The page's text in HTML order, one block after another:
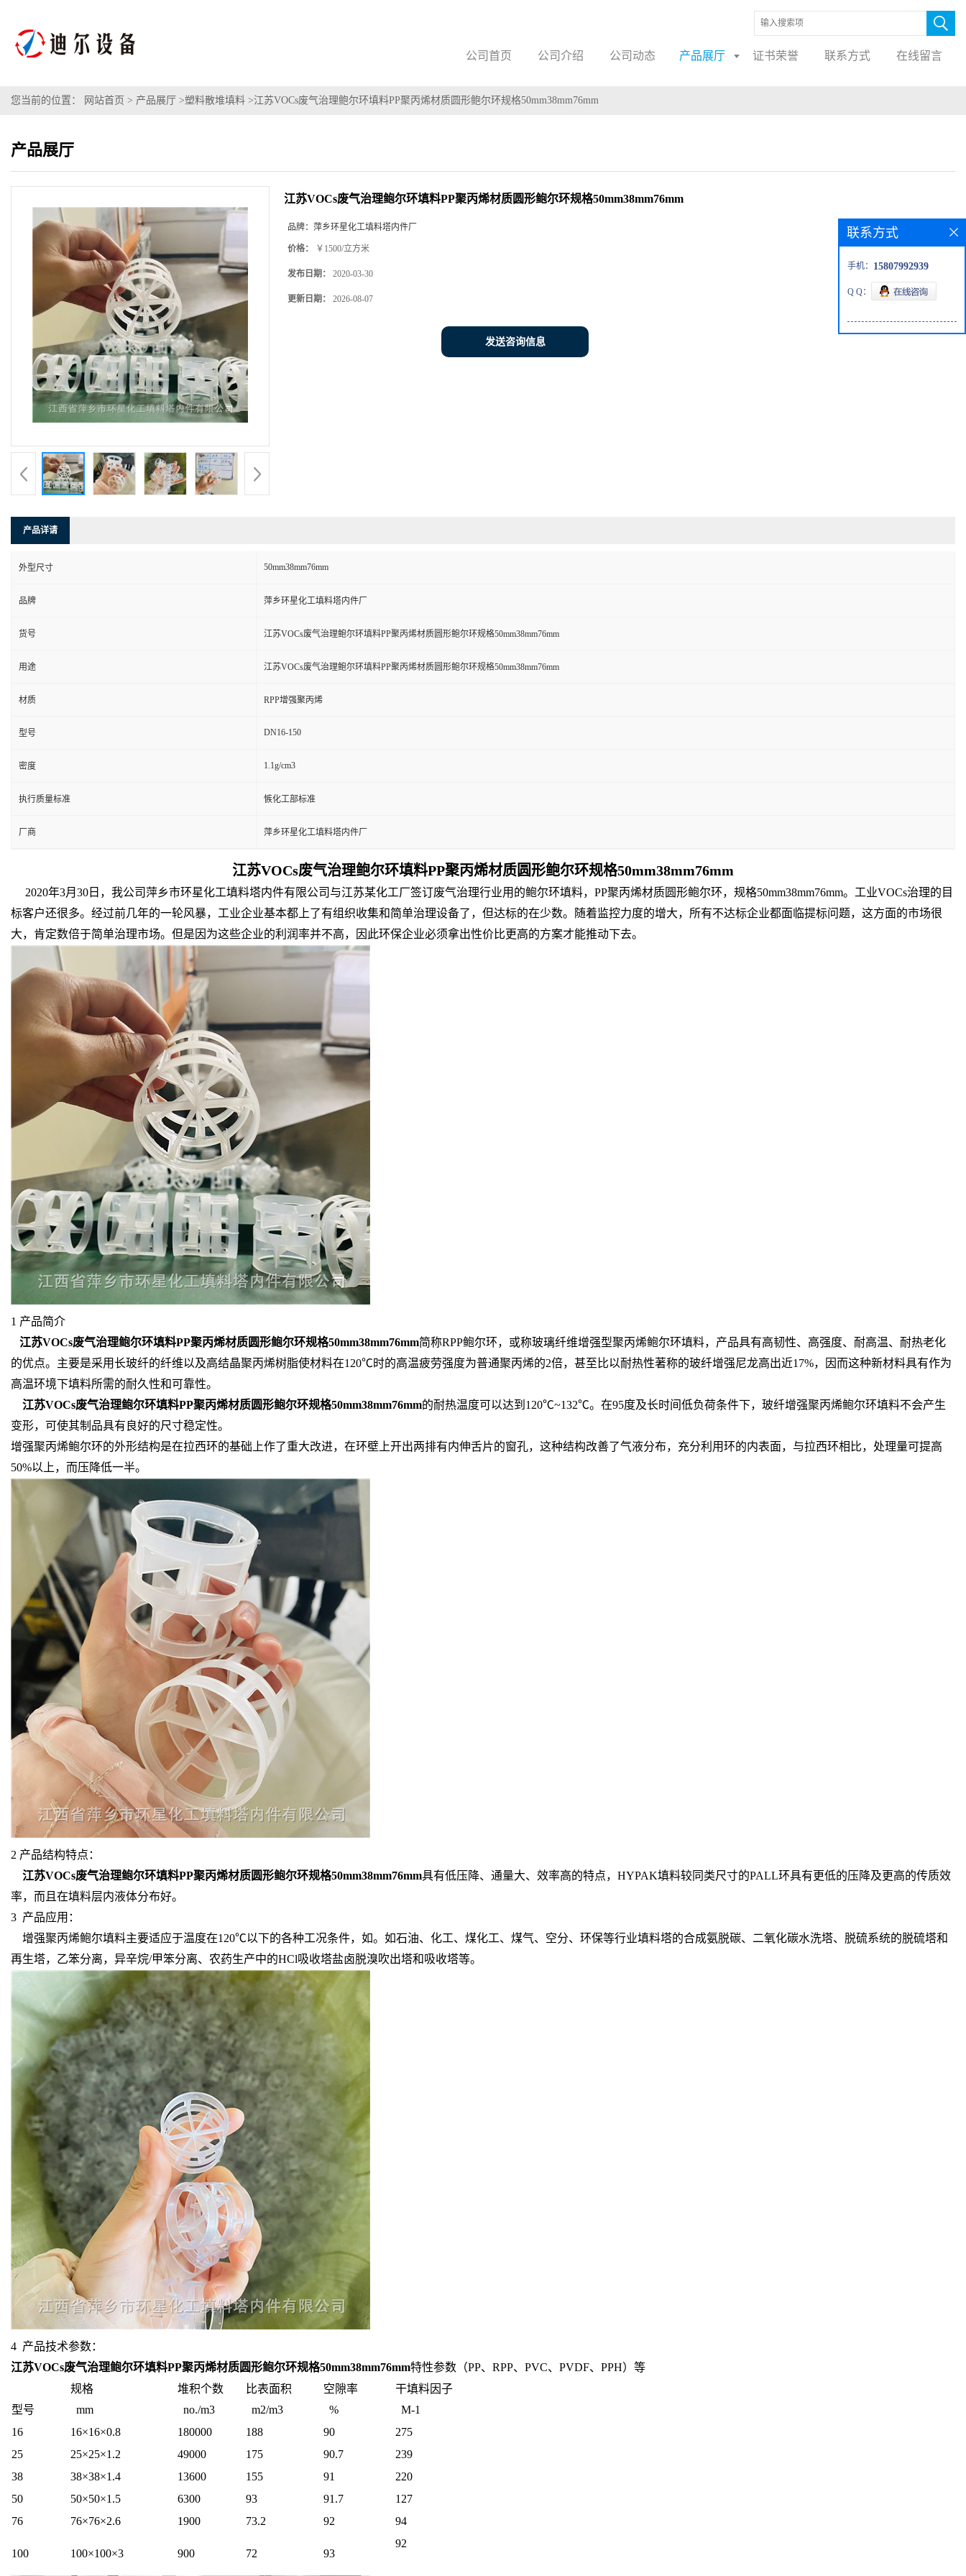
公司首页 公司介绍 公司动态 产品展厅 证书荣誉 联系方式 在线留言
您当前的位置： 网站首页 > 产品展厅 >塑料散堆填料 >江苏VOCs废气治理鲍尔环填料PP聚丙烯材质圆形鲍尔环规格50mm38mm76mm
产品展厅
江苏VOCs废气治理鲍尔环填料PP聚丙烯材质圆形鲍尔环规格50mm38mm76mm
品牌： 萍乡环星化工填料塔内件厂
价格： ￥1500/立方米
发布日期： 2020-03-30
更新日期： 2026-08-07
发送咨询信息
产品详请
外型尺寸 50mm38mm76mm
品牌 萍乡环星化工填料塔内件厂
货号 江苏VOCs废气治理鲍尔环填料PP聚丙烯材质圆形鲍尔环规格50mm38mm76mm
用途 江苏VOCs废气治理鲍尔环填料PP聚丙烯材质圆形鲍尔环规格50mm38mm76mm
材质 RPP增强聚丙烯
型号 DN16-150
密度 1.1g/cm3
执行质量标准 愱化工部标准
厂商 萍乡环星化工填料塔内件厂
江苏VOCs废气治理鲍尔环填料PP聚丙烯材质圆形鲍尔环规格50mm38mm76mm
2020年3月30日，我公司萍乡市环星化工填料塔内件有限公司与江苏某化工厂签订废气治理行业用的鲍尔环填料，PP聚丙烯材质圆形鲍尔环，规格50mm38mm76mm。工业VOCs治理的目
标客户还很多。经过前几年的一轮风暴，工业企业基本都上了有组织收集和简单治理设备了，但达标的在少数。随着监控力度的增大，所有不达标企业都面临提标问题，这方面的市场很
大，肯定数倍于简单治理市场。但是因为这些企业的利润率并不高，因此环保企业必须拿出性价比更高的方案才能推动下去。
1 产品简介
江苏VOCs废气治理鲍尔环填料PP聚丙烯材质圆形鲍尔环规格50mm38mm76mm简称RPP鲍尔环，或称玻璃纤维增强型聚丙烯鲍尔环填料，产品具有高韧性、高强度、耐高温、耐热老化
的优点。主要是采用长玻纤的纤维以及高结晶聚丙烯树脂使材料在120℃时的高温疲劳强度为普通聚丙烯的2倍，甚至比以耐热性著称的玻纤增强尼龙高出近17%，因而这种新材料具有作为
高温环境下填料所需的耐久性和可靠性。
江苏VOCs废气治理鲍尔环填料PP聚丙烯材质圆形鲍尔环规格50mm38mm76mm的耐热温度可以达到120℃~132℃。在95度及长时间低负荷条件下，玻纤增强聚丙烯鲍尔环填料不会产生
变形，可使其制品具有良好的尺寸稳定性。
增强聚丙烯鲍尔环的外形结构是在拉西环的基础上作了重大改进，在环壁上开出两排有内伸舌片的窗孔，这种结构改善了气液分布，充分利用环的内表面，与拉西环相比，处理量可提高
50%以上，而压降低一半。
2 产品结构特点：
江苏VOCs废气治理鲍尔环填料PP聚丙烯材质圆形鲍尔环规格50mm38mm76mm具有低压降、通量大、效率高的特点，HYPAK填料较同类尺寸的PALL环具有更低的压降及更高的传质效
率，而且在填料层内液体分布好。
3 产品应用：
增强聚丙烯鲍尔填料主要适应于温度在120℃以下的各种工况条件，如。如石油、化工、煤化工、煤气、空分、环保等行业填料塔的合成氨脱碳、二氧化碳水洗塔、脱硫系统的脱硫塔和
再生塔，乙笨分离，异辛烷/甲笨分离、农药生产中的HCl吸收塔盐卤脱溴吹出塔和吸收塔等。
4 产品技术参数：
江苏VOCs废气治理鲍尔环填料PP聚丙烯材质圆形鲍尔环规格50mm38mm76mm特性参数（PP、RPP、PVC、PVDF、PPH）等
型号
规格
mm
堆积个数
no./m3
比表面积
m2/m3
空隙率
%
干填料因子
M-1
16
16×16×0.8 180000 188 90
275
25
25×25×1.2 49000 175 90.7
239
38
38×38×1.4 13600 155 91
220
50
50×50×1.5 6300 93 91.7
127
76
76×76×2.6 1900 73.2 92 94
100 100×100×3 900 72 93
92
联系方式
手机： 15807992939
Q Q：